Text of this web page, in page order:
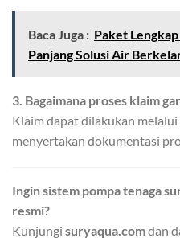
Baca Juga : Paket
Panjang Solusi Air
3. Bagaimana proses klaim
Klaim dapat dilakukan
menyertakan dokumentasi
Ingin sistem pompa tenaga
resmi?
Kunjungi suryaqua.comdan